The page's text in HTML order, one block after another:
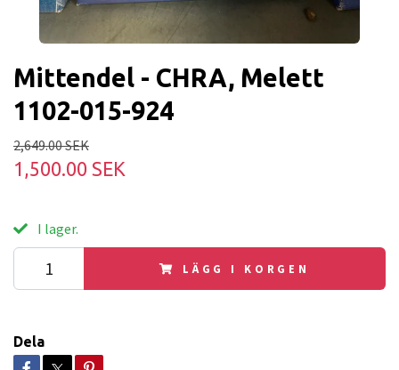
Mittendel - CHRA, Melett
1102-015-924
2,649.00 SEK
1,500.00 SEK
I lager.
LÄGG I KORGEN
Dela